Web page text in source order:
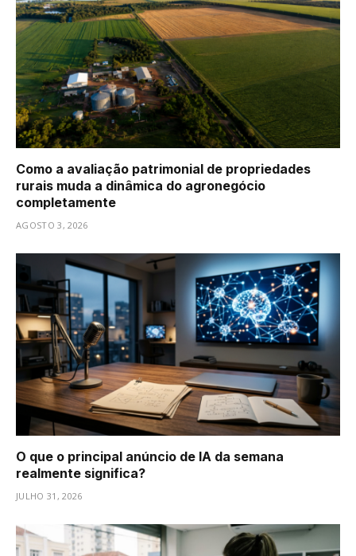
Como a avaliação patrimonial de propriedades
rurais muda a dinâmica do agronegócio
completamente
AGOSTO 3, 2026
O que o principal anúncio de IA da semana
realmente significa?
JULHO 31, 2026